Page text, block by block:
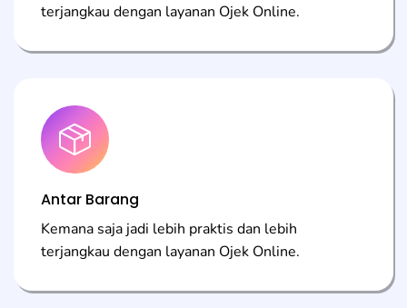
terjangkau dengan layanan Ojek Online.
Antar Barang
Kemana saja jadi lebih praktis dan lebih
terjangkau dengan layanan Ojek Online.